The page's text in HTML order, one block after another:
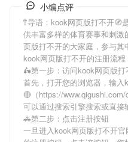
小编点评
🚏导语： kook网页版打不开🧭
供丰富多样的体育赛事和刺激
页版打不开的大家庭，参与其
kook网页版打不开的注册流程
🛵第一步：访问kook网页版打
首先，打开您的浏览器，输入
🔴（https://
可以通过搜索引擎搜索或直接
🚓第二步：点击注册按钮
一旦进入kook网页版打不开官